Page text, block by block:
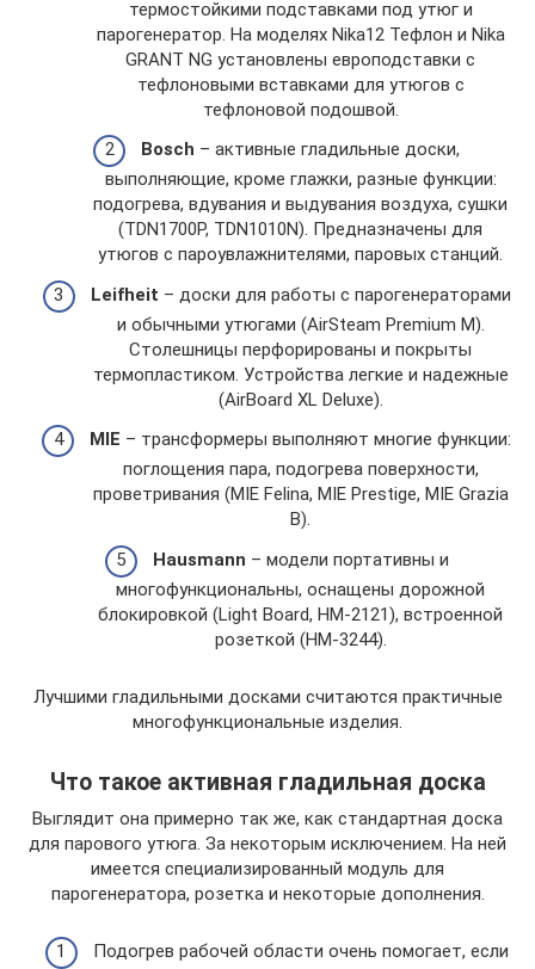
термостойкими подставками под утюг и
парогенератор. На моделях Nika12 Тефлон и Nika
GRANT NG установлены европодставки с
тефлоновыми вставками для утюгов с
тефлоновой подошвой.
Bosch – активные гладильные доски,
выполняющие, кроме глажки, разные функции:
подогрева, вдувания и выдувания воздуха, сушки
(TDN1700P, TDN1010N). Предназначены для
утюгов с пароувлажнителями, паровых станций.
Leifheit – доски для работы с парогенераторами
и обычными утюгами (AirSteam Premium M).
Столешницы перфорированы и покрыты
термопластиком. Устройства легкие и надежные
(AirBoard XL Deluxe).
MIE – трансформеры выполняют многие функции:
поглощения пара, подогрева поверхности,
проветривания (MIE Felina, MIE Prestige, MIE Grazia
B).
Hausmann – модели портативны и
многофункциональны, оснащены дорожной
блокировкой (Light Board, HM-2121), встроенной
розеткой (HM-3244).
Лучшими гладильными досками считаются практичные
многофункциональные изделия.
Что такое активная гладильная доска
Выглядит она примерно так же, как стандартная доска
для парового утюга. За некоторым исключением. На ней
имеется специализированный модуль для
парогенератора, розетка и некоторые дополнения.
Подогрев рабочей области очень помогает, если